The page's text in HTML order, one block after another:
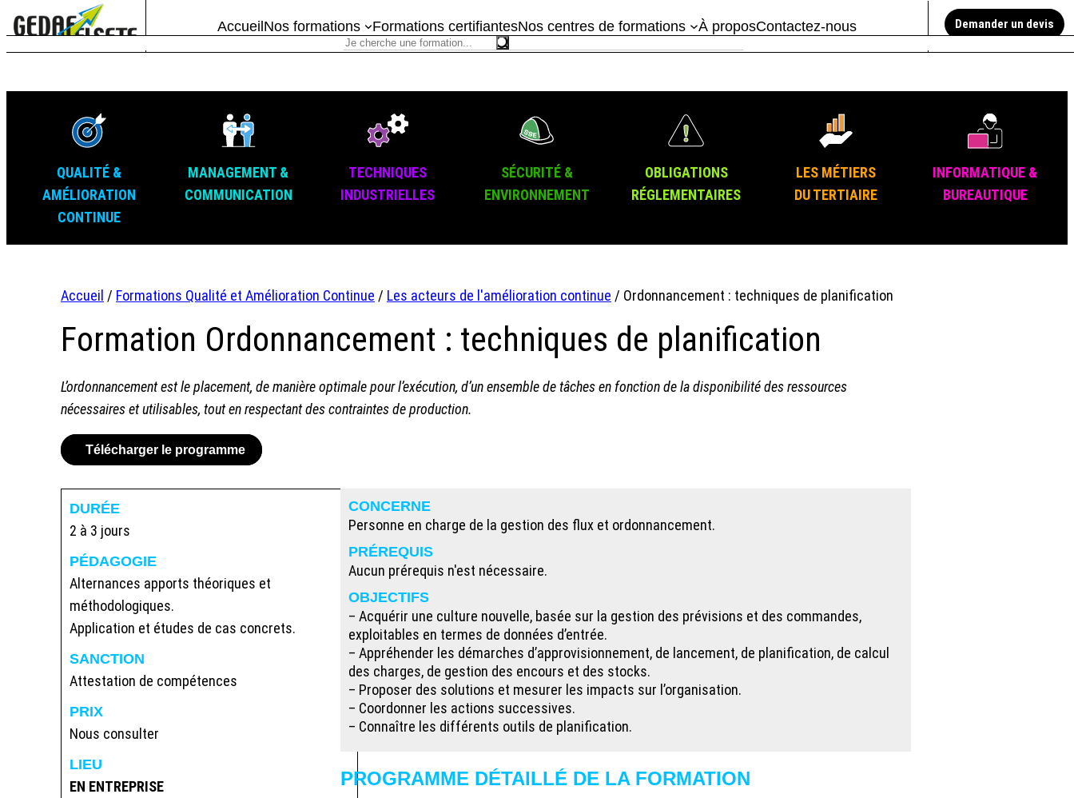
AccueilNos formations Formations certifiantesNos centres de formations À proposContactez-nous Demander un devis
QUALITÉ &
AMÉLIORATION
CONTINUE
MANAGEMENT &
COMMUNICATION
TECHNIQUES
INDUSTRIELLES
SÉCURITÉ &
ENVIRONNEMENT
OBLIGATIONS
RÉGLEMENTAIRES
LES MÉTIERS
DU TERTIAIRE
INFORMATIQUE &
BUREAUTIQUE
Accueil / Formations Qualité et Amélioration Continue / Les acteurs de l'amélioration continue / Ordonnancement : techniques de planification
Formation Ordonnancement : techniques de planification
L’ordonnancement est le placement, de manière optimale pour l’exécution, d’un ensemble de tâches en fonction de la disponibilité des ressources
nécessaires et utilisables, tout en respectant des contraintes de production.
Télécharger le programme
DURÉE
2 à 3 jours
PÉDAGOGIE
Alternances apports théoriques et
méthodologiques.
Application et études de cas concrets.
SANCTION
Attestation de compétences
PRIX
Nous consulter
LIEU
EN ENTREPRISE
CONCERNE
Personne en charge de la gestion des flux et ordonnancement.
PRÉREQUIS
Aucun prérequis n'est nécessaire.
OBJECTIFS
– Acquérir une culture nouvelle, basée sur la gestion des prévisions et des commandes,
exploitables en termes de données d’entrée.
– Appréhender les démarches d’approvisionnement, de lancement, de planification, de calcul
des charges, de gestion des encours et des stocks.
– Proposer des solutions et mesurer les impacts sur l’organisation.
– Coordonner les actions successives.
– Connaître les différents outils de planification.
PROGRAMME DÉTAILLÉ DE LA FORMATION